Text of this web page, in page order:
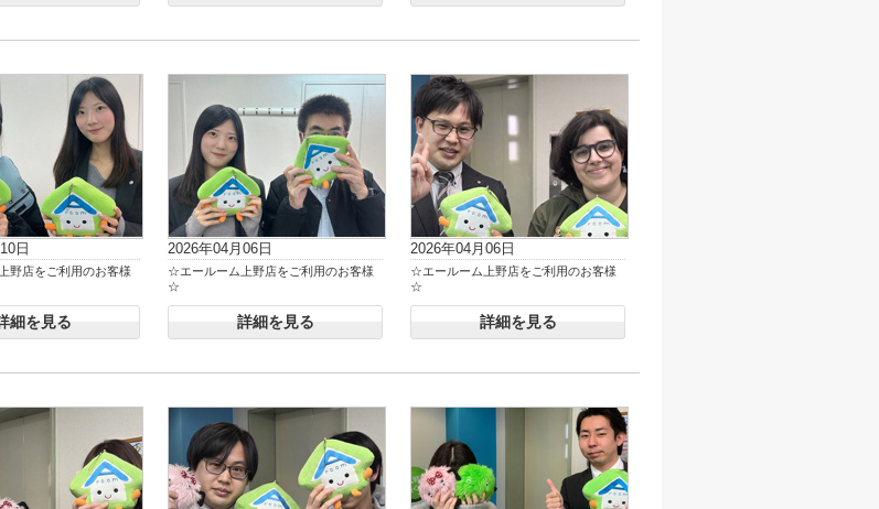
日
野店をご利用のお客様
細を見る
2026年04月06日
☆エールーム上野店をご利用のお客様
☆
詳細を見る
2026年04月06日
☆エールーム上野店をご利用のお客様
☆
詳細を見る